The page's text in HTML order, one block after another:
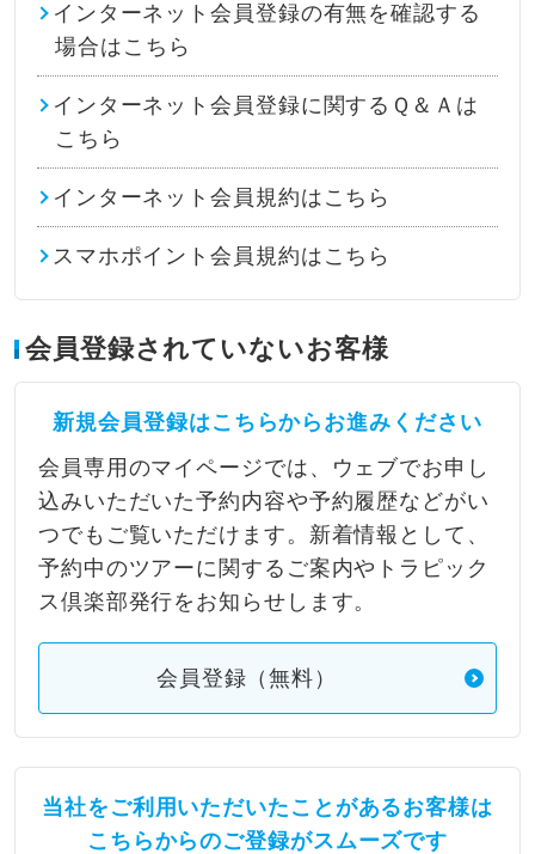
インターネット会員登録の有無を確認する
場合はこちら
インターネット会員登録に関するＱ＆Ａは
こちら
インターネット会員規約はこちら
スマホポイント会員規約はこちら
会員登録されていないお客様
新規会員登録はこちらからお進みください
会員専用のマイページでは、ウェブでお申し
込みいただいた予約内容や予約履歴などがい
つでもご覧いただけます。新着情報として、
予約中のツアーに関するご案内やトラピック
ス倶楽部発行をお知らせします。
会員登録（無料）
当社をご利用いただいたことがあるお客様は
こちらからのご登録がスムーズです